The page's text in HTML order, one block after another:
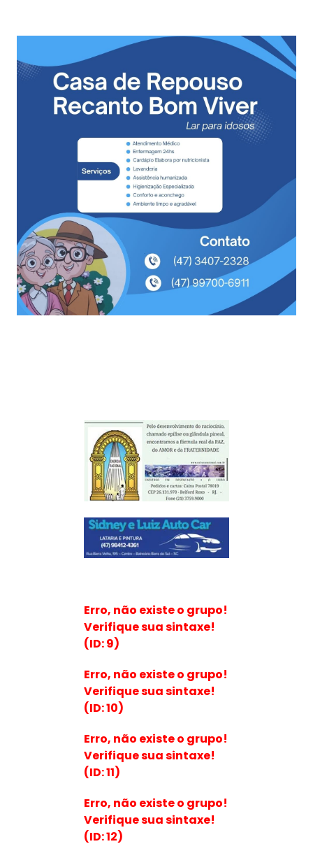
Erro, não existe o grupo!
Verifique sua sintaxe!
(ID: 9)
Erro, não existe o grupo!
Verifique sua sintaxe!
(ID: 10)
Erro, não existe o grupo!
Verifique sua sintaxe!
(ID: 11)
Erro, não existe o grupo!
Verifique sua sintaxe!
(ID: 12)